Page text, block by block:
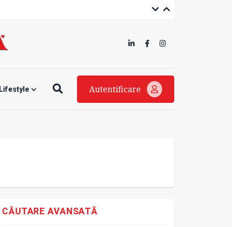
Lifestyle Autentificare
CĂUTARE AVANSATĂ